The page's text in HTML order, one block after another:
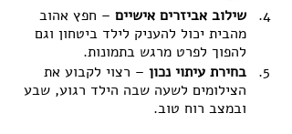
שילוב אביזרים אישיים – חפץ אהוב
מהבית יכול להעניק לילד ביטחון וגם
להפוך לפרט מרגש בתמונות.
בחירת עיתוי נכון – רצוי לקבוע את
הצילומים לשעה שבה הילד רגוע, שבע
ובמצב רוח טוב.